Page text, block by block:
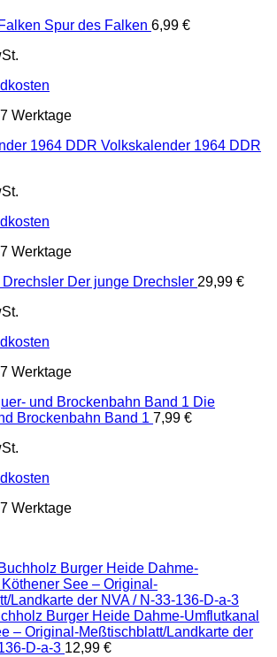
Spur des Falken 6,99 €
Werktage
Volkskalender 1964 DDR
Werktage
Der junge Drechsler 29,99 €
Werktage
Die
Brockenbahn Band 1 7,99 €
Werktage
Burger Heide Dahme-Umflutkanal
– Original-Meßtischblatt/Landkarte der
D-a-3 12,99 €